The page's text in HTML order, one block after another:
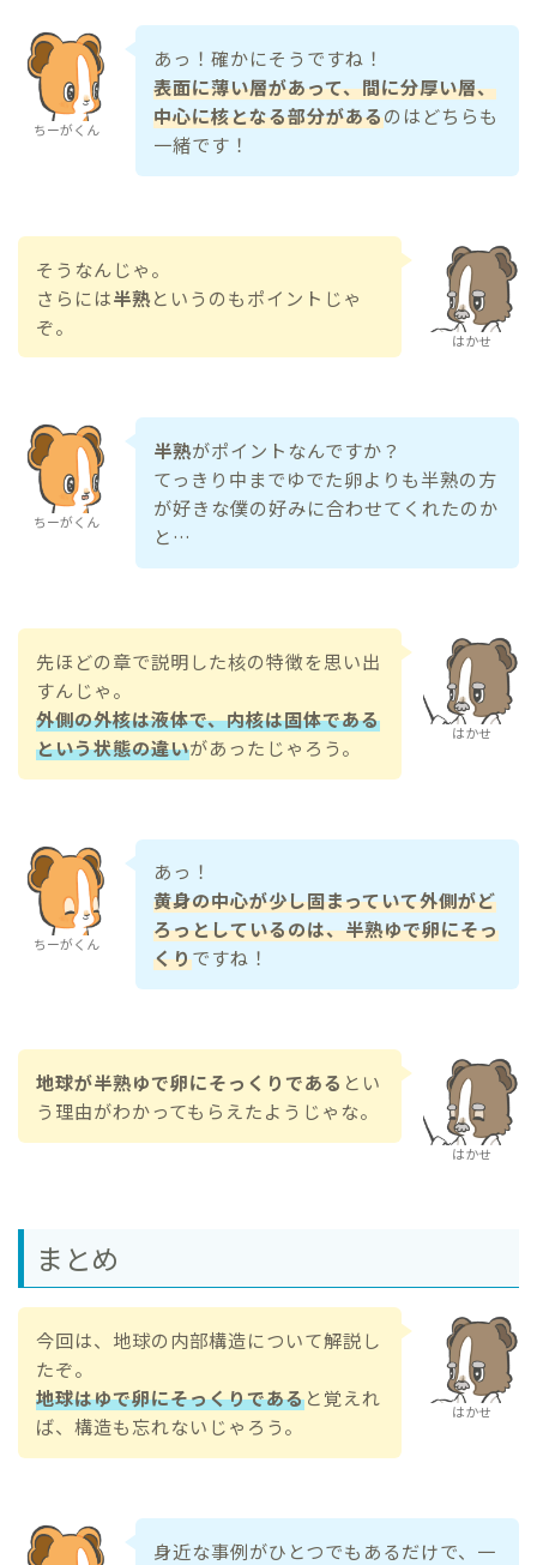
ちーがくん
あっ！確かにそうですね！
表面に薄い層があって、間に分厚い層、
中心に核となる部分があるのはどちらも
一緒です！
はかせ
そうなんじゃ。
さらには半熟というのもポイントじゃ
ぞ。
ちーがくん
半熟がポイントなんですか？
てっきり中までゆでた卵よりも半熟の方
が好きな僕の好みに合わせてくれたのか
と…
はかせ
先ほどの章で説明した核の特徴を思い出
すんじゃ。
外側の外核は液体で、内核は固体である
という状態の違いがあったじゃろう。
ちーがくん
あっ！
黄身の中心が少し固まっていて外側がど
ろっとしているのは、半熟ゆで卵にそっ
くりですね！
はかせ
地球が半熟ゆで卵にそっくりである とい
う理由がわかってもらえたようじゃな。
まとめ
はかせ
今回は、地球の内部構造について解説し
たぞ。
地球はゆで卵にそっくりであると覚えれ
ば、構造も忘れないじゃろう。
身近な事例がひとつでもあるだけで、一